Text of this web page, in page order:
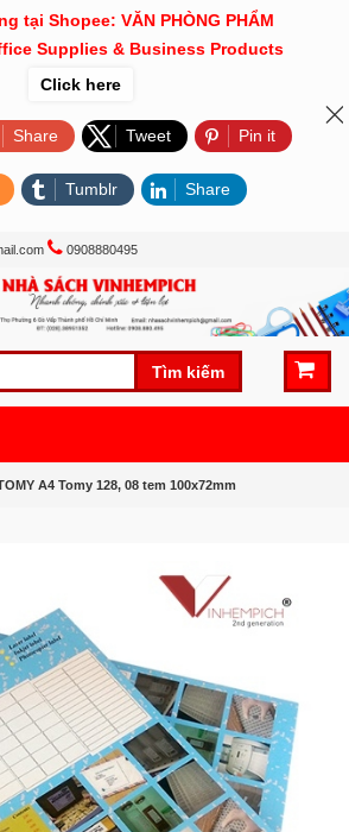
0908880495
Tìm kiếm
A4 Tomy 128, 08 tem 100x72mm
tại Shopee: VĂN PHÒNG PHẨM
Supplies & Business Products
Click here
Share Tweet Pin it
Tumblr Share